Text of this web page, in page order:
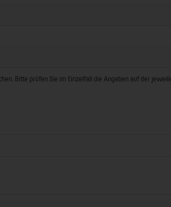
Bitte prüfen Sie im Einzelfall die Angaben auf der